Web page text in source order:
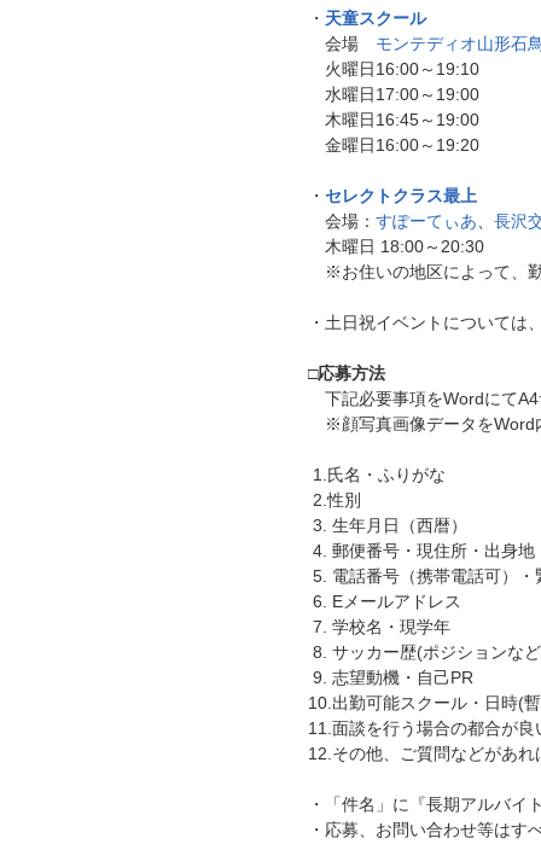
・ 天童スクール
会場 モンテディオ山形石
火曜日16:00～19:10
水曜日17:00～19:00
木曜日16:45～19:00
金曜日16:00～19:20
・ セレクトクラス最上
会場： すぽーてぃあ
長沢
木曜日 18:00～20:30
※お住いの地区によって、
・土日祝イベントについては
□応募方法
下記必要事項をWordにてA4
※顔写真画像データをWord
1.氏名・ふりがな
2.性別
3. 生年月日（西暦）
4. 郵便番号・現住所・出身地
5. 電話番号（携帯電話可）・
6. Eメールアドレス
7. 学校名・現学年
8. サッカー歴(ポジションな
9. 志望動機・自己PR
10.出勤可能スクール・日時(
11.面談を行う場合の都合が良
12.その他、ご質問などがあれ
・「件名」に『長期アルバイ
・応募、お問い合わせ等はす